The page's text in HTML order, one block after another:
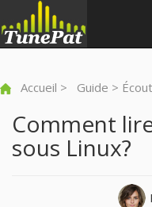
Accueil > Guide >
Comment
sous Linux?